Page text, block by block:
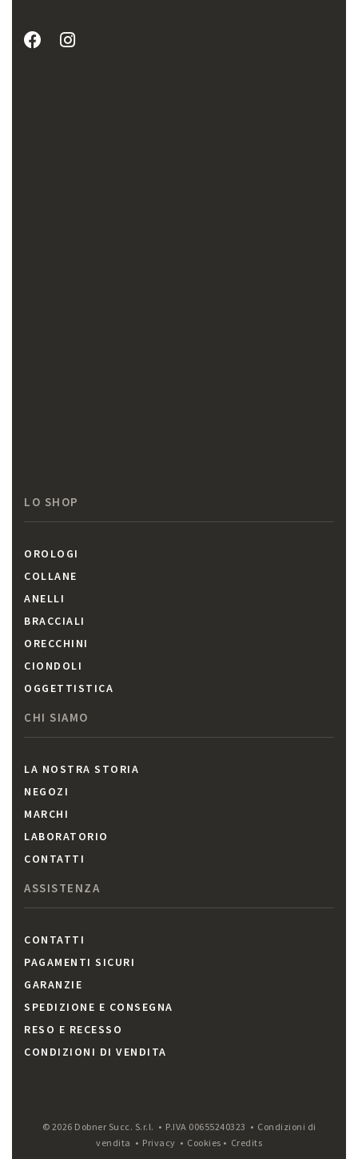
LO SHOP
OROLOGI
COLLANE
ANELLI
BRACCIALI
ORECCHINI
CIONDOLI
OGGETTISTICA
CHI SIAMO
LA NOSTRA STORIA
NEGOZI
MARCHI
LABORATORIO
CONTATTI
ASSISTENZA
CONTATTI
PAGAMENTI SICURI
GARANZIE
SPEDIZIONE E CONSEGNA
RESO E RECESSO
CONDIZIONI DI VENDITA
© 2026 Dobner Succ. S.r.l. • P.IVA 00655240323 • Condizioni di
vendita • Privacy • Cookies • Credits